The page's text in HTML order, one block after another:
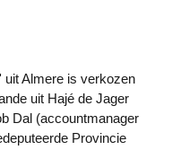
uit Hajé de Jager
Dal (accountmanager
Provincie